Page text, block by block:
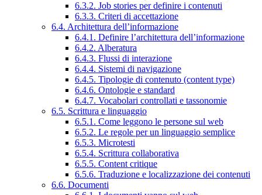
6.3.2. Job stories per definire i contenuti
6.3.3. Criteri di accettazione
6.4. Architettura dell’informazione
6.4.1. Definire l’architettura dell’informazione
6.4.2. Alberatura
6.4.3. Flussi di interazione
6.4.4. Sistemi di navigazione
6.4.5. Tipologie di contenuto (content type)
6.4.6. Ontologie e standard
6.4.7. Vocabolari controllati e tassonomie
6.5. Scrittura e linguaggio
6.5.1. Come leggono le persone sul web
6.5.2. Le regole per un linguaggio semplice
6.5.3. Microtesti
6.5.4. Scrittura collaborativa
6.5.5. Content critique
6.5.6. Traduzione e localizzazione dei contenuti
6.6. Documenti